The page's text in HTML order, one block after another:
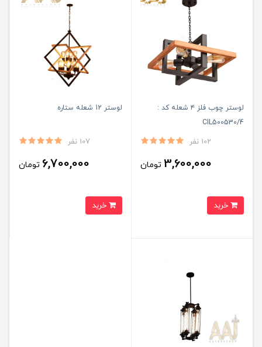
لوستر چوب فلز ۴ شعله کد :
CIL500530/4
102 نفر
3,600,000 تومان
لوستر 12 شعله ستاره
107 نفر
6,700,000 تومان